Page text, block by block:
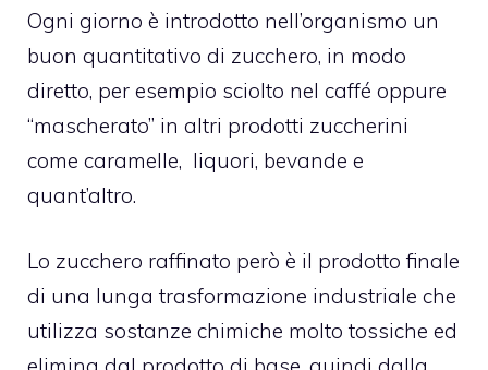
Ogni giorno è introdotto nell’organismo un
buon quantitativo di zucchero, in modo
diretto, per esempio sciolto nel caffé oppure
“mascherato” in altri prodotti zuccherini
come caramelle, liquori, bevande e
quant’altro.
Lo zucchero raffinato però è il prodotto finale
di una lunga trasformazione industriale che
utilizza sostanze chimiche molto tossiche ed